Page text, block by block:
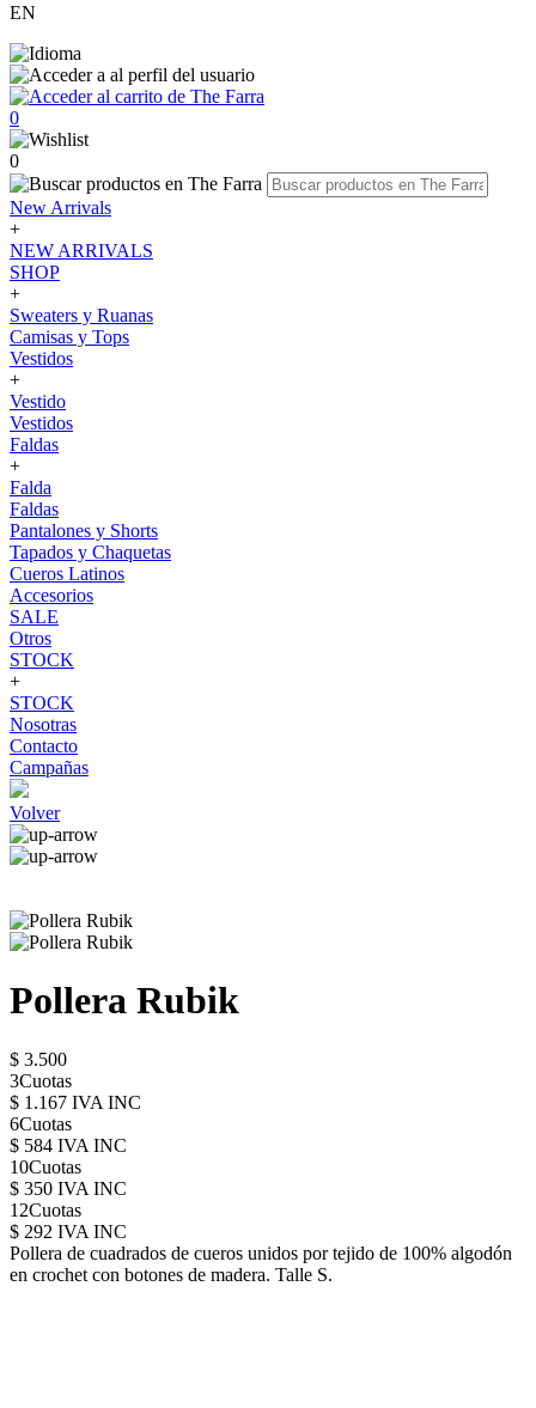
EN
0
0
New Arrivals
+
NEW ARRIVALS
SHOP
+
Sweaters y Ruanas
Camisas y Tops
Vestidos
+
Vestido
Vestidos
Faldas
+
Falda
Faldas
Pantalones y Shorts
Tapados y Chaquetas
Cueros Latinos
Accesorios
SALE
Otros
STOCK
+
STOCK
Nosotras
Contacto
Campañas
Volver
Pollera Rubik
$ 3.500
3Cuotas
$ 1.167 IVA INC
6Cuotas
$ 584 IVA INC
10Cuotas
$ 350 IVA INC
12Cuotas
$ 292 IVA INC
Pollera de cuadrados de cueros unidos por tejido de 100% algodón
en crochet con botones de madera. Talle S.